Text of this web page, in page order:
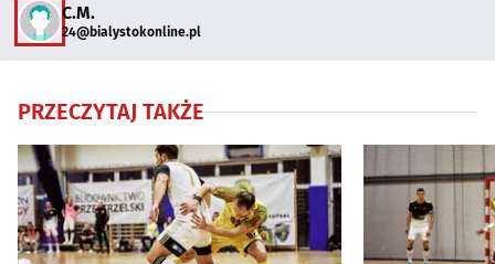
C.M.
24@bialystokonline.pl
PRZECZYTAJ TAKŻE